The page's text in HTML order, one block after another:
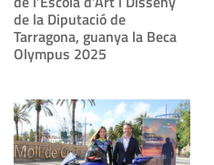
de la Diputació de
Tarragona, guanya la Beca
Olympus 2025